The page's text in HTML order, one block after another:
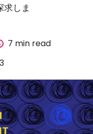
求しま
7 min read